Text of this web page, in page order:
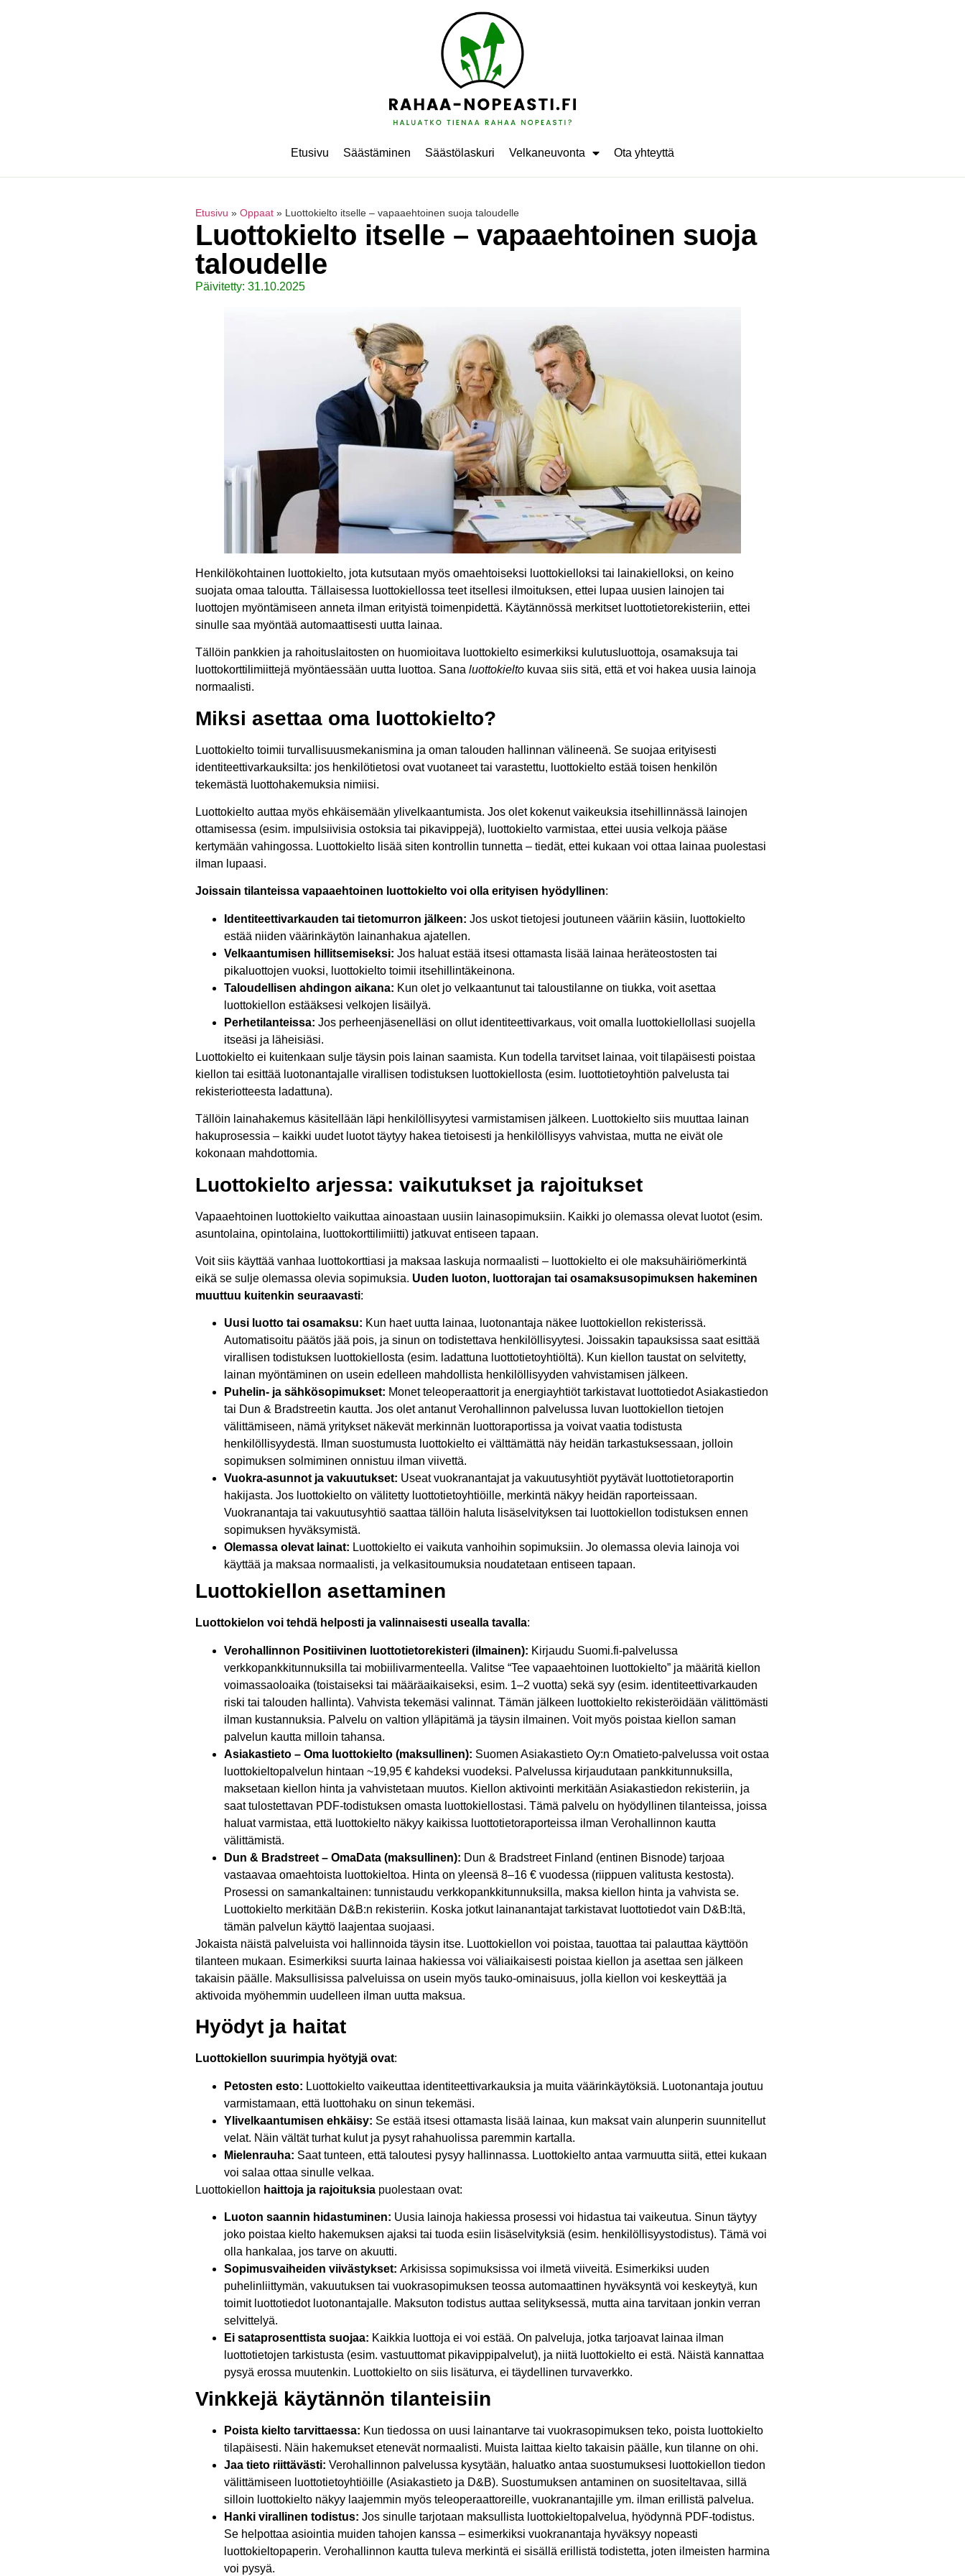
Etusivu Säästäminen Säästölaskuri Velkaneuvonta Ota yhteyttä
Etusivu » Oppaat » Luottokielto itselle – vapaaehtoinen suoja taloudelle
Luottokielto itselle – vapaaehtoinen suoja
taloudelle
Päivitetty: 31.10.2025
Henkilökohtainen luottokielto, jota kutsutaan myös omaehtoiseksi luottokielloksi tai lainakielloksi, on keino
suojata omaa taloutta. Tällaisessa luottokiellossa teet itsellesi ilmoituksen, ettei lupaa uusien lainojen tai
luottojen myöntämiseen anneta ilman erityistä toimenpidettä. Käytännössä merkitset luottotietorekisteriin, ettei
sinulle saa myöntää automaattisesti uutta lainaa.
Tällöin pankkien ja rahoituslaitosten on huomioitava luottokielto esimerkiksi kulutusluottoja, osamaksuja tai
luottokorttilimiittejä myöntäessään uutta luottoa. Sana luottokielto kuvaa siis sitä, että et voi hakea uusia lainoja
normaalisti.
Miksi asettaa oma luottokielto?
Luottokielto toimii turvallisuusmekanismina ja oman talouden hallinnan välineenä. Se suojaa erityisesti
identiteettivarkauksilta: jos henkilötietosi ovat vuotaneet tai varastettu, luottokielto estää toisen henkilön
tekemästä luottohakemuksia nimiisi.
Luottokielto auttaa myös ehkäisemään ylivelkaantumista. Jos olet kokenut vaikeuksia itsehillinnässä lainojen
ottamisessa (esim. impulsiivisia ostoksia tai pikavippejä), luottokielto varmistaa, ettei uusia velkoja pääse
kertymään vahingossa. Luottokielto lisää siten kontrollin tunnetta – tiedät, ettei kukaan voi otta­­­­a lainaa puolestasi
ilman lupaasi.
Joissain tilanteissa vapaaehtoinen luottokielto voi olla erityisen hyödyllinen:
Identiteettivarkauden tai tietomurron jälkeen: Jos uskot tietojesi joutuneen vääriin käsiin, luottokielto
estää niiden väärinkäytön lainanhakua ajatellen.
Velkaantumisen hillitsemiseksi: Jos haluat estää itsesi ottamasta lisää lainaa heräteostosten tai
pikaluottojen vuoksi, luottokielto toimii itsehillintäkeinona.
Taloudellisen ahdingon aikana: Kun olet jo velkaantunut tai taloustilanne on tiukka, voit asettaa
luottokiellon estääksesi velkojen lisäilyä.
Perhetilanteissa: Jos perheenjäsenelläsi on ollut identiteettivarkaus, voit omalla luottokiellollasi suojella
itseäsi ja läheisiäsi.
Luottokielto ei kuitenkaan sulje täysin pois lainan saamista. Kun todella tarvitset lainaa, voit tilapäisesti poistaa
kiellon tai esittää luotonantajalle virallisen todistuksen luottokiellosta (esim. luottotietoyhtiön palvelusta tai
rekisteriotteesta ladattuna).
Tällöin lainahakemus käsitellään läpi henkilöllisyytesi varmistamisen jälkeen. Luottokielto siis muuttaa lainan
hakuprosessia – kaikki uudet luotot täytyy hakea tietoisesti ja henkilöllisyys vahvistaa, mutta ne eivät ole
kokonaan mahdottomia.
Luottokielto arjessa: vaikutukset ja rajoitukset
Vapaaehtoinen luottokielto vaikuttaa ainoastaan uusiin lainasopimuksiin. Kaikki jo olemassa olevat luotot (esim.
asuntolaina, opintolaina, luottokorttilimiitti) jatkuvat entiseen tapaan.
Voit siis käyttää vanhaa luottokorttiasi ja maksaa laskuja normaalisti – luottokielto ei ole maksuhäiriömerkintä
eikä se sulje olemassa olevia sopimuksia. Uuden luoton, luottorajan tai osamaksusopimuksen hakeminen
muuttuu kuitenkin seuraavasti:
Uusi luotto tai osamaksu: Kun haet uutta lainaa, luotonantaja näkee luottokiellon rekisterissä.
Automatisoitu päätös jää pois, ja sinun on todistettava henkilöllisyytesi. Joissakin tapauksissa saat esittää
virallisen todistuksen luottokiellosta (esim. ladattuna luottotietoyhtiöltä). Kun kiellon taustat on selvitetty,
lainan myöntäminen on usein edelleen mahdollista henkilöllisyyden vahvistamisen jälkeen.
Puhelin- ja sähkösopimukset: Monet teleoperaattorit ja energiayhtiöt tarkistavat luottotiedot Asiakastiedon
tai Dun & Bradstreetin kautta. Jos olet antanut Verohallinnon palvelussa luvan luottokiellon tietojen
välittämiseen, nämä yritykset näkevät merkinnän luottoraportissa ja voivat vaatia todistusta
henkilöllisyydestä. Ilman suostumusta luottokielto ei välttämättä näy heidän tarkastuksessaan, jolloin
sopimuksen solmiminen onnistuu ilman viivettä.
Vuokra-asunnot ja vakuutukset: Useat vuokranantajat ja vakuutusyhtiöt pyytävät luottotietoraportin
hakijasta. Jos luottokielto on välitetty luottotietoyhtiöille, merkintä näkyy heidän raporteissaan.
Vuokranantaja tai vakuutusyhtiö saattaa tällöin haluta lisäselvityksen tai luottokiellon todistuksen ennen
sopimuksen hyväksymistä.
Olemassa olevat lainat: Luottokielto ei vaikuta vanhoihin sopimuksiin. Jo olemassa olevia lainoja voi
käyttää ja maksaa normaalisti, ja velkasitoumuksia noudatetaan entiseen tapaan.
Luottokiellon asettaminen
Luottokielon voi tehdä helposti ja valinnaisesti usealla tavalla:
Verohallinnon Positiivinen luottotietorekisteri (ilmainen): Kirjaudu Suomi.fi-palvelussa
verkkopankkitunnuksilla tai mobiilivarmenteella. Valitse “Tee vapaaehtoinen luottokielto” ja määritä kiellon
voimassaoloaika (toistaiseksi tai määräaikaiseksi, esim. 1–2 vuotta) sekä syy (esim. identiteettivarkauden
riski tai talouden hallinta). Vahvista tekemäsi valinnat. Tämän jälkeen luottokielto rekisteröidään välittömästi
ilman kustannuksia. Palvelu on valtion ylläpitämä ja täysin ilmainen. Voit myös poistaa kiellon saman
palvelun kautta milloin tahansa.
Asiakastieto – Oma luottokielto (maksullinen): Suomen Asiakastieto Oy:n Omatieto-palvelussa voit ostaa
luottokieltopalvelun hintaan ~19,95 € kahdeksi vuodeksi. Palvelussa kirjaudutaan pankkitunnuksilla,
maksetaan kiellon hinta ja vahvistetaan muutos. Kiellon aktivointi merkitään Asiakastiedon rekisteriin, ja
saat tulostettavan PDF-todistuksen omasta luottokiellostasi. Tämä palvelu on hyödyllinen tilanteissa, joissa
haluat varmistaa, että luottokielto näkyy kaikissa luottotietoraporteissa ilman Verohallinnon kautta
välittämistä.
Dun & Bradstreet – OmaData (maksullinen): Dun & Bradstreet Finland (entinen Bisnode) tarjoaa
vastaavaa omaehtoista luottokieltoa. Hinta on yleensä 8–16 € vuodessa (riippuen valitusta kestosta).
Prosessi on samankaltainen: tunnistaudu verkkopankkitunnuksilla, maksa kiellon hinta ja vahvista se.
Luottokielto merkitään D&B:n rekisteriin. Koska jotkut lainanantajat tarkistavat luottotiedot vain D&B:ltä,
tämän palvelun käyttö laajentaa suojaasi.
Jokaista näistä palveluista voi hallinnoida täysin itse. Luottokiellon voi poistaa, tauottaa tai palauttaa käyttöön
tilanteen mukaan. Esimerkiksi suurta lainaa hakiessa voi väliaikaisesti poistaa kiellon ja asettaa sen jälkeen
takaisin päälle. Maksullisissa palveluissa on usein myös tauko-ominaisuus, jolla kiellon voi keskeyttää ja
aktivoida myöhemmin uudelleen ilman uutta maksua.
Hyödyt ja haitat
Luottokiellon suurimpia hyötyjä ovat:
Petosten esto: Luottokielto vaikeuttaa identiteettivarkauksia ja muita väärinkäytöksiä. Luotonantaja joutuu
varmistamaan, että luottohaku on sinun tekemäsi.
Ylivelkaantumisen ehkäisy: Se estää itsesi ottamasta lisää lainaa, kun maksat vain alunperin suunnitellut
velat. Näin vältät turhat kulut ja pysyt rahahuolissa paremmin kartalla.
Mielenrauha: Saat tunteen, että taloutesi pysyy hallinnassa. Luottokielto antaa varmuutta siitä, ettei kukaan
voi salaa ottaa sinulle velkaa.
Luottokiellon haittoja ja rajoituksia puolestaan ovat:
Luoton saannin hidastuminen: Uusia lainoja hakiessa prosessi voi hidastua tai vaikeutua. Sinun täytyy
joko poistaa kielto hakemuksen ajaksi tai tuoda esiin lisäselvityksiä (esim. henkilöllisyystodistus). Tämä voi
olla hankalaa, jos tarve on akuutti.
Sopimusvaiheiden viivästykset: Arkisissa sopimuksissa voi ilmetä viiveitä. Esimerkiksi uuden
puhelinliittymän, vakuutuksen tai vuokrasopimuksen teossa automaattinen hyväksyntä voi keskeytyä, kun
toimit luottotiedot luotonantajalle. Maksuton todistus auttaa selityksessä, mutta aina tarvitaan jonkin verran
selvittelyä.
Ei sataprosenttista suojaa: Kaikkia luottoja ei voi estää. On palveluja, jotka tarjoavat lainaa ilman
luottotietojen tarkistusta (esim. vastuuttomat pikavippipalvelut), ja niitä luottokielto ei estä. Näistä kannattaa
pysyä erossa muutenkin. Luottokielto on siis lisäturva, ei täydellinen turvaverkko.
Vinkkejä käytännön tilanteisiin
Poista kielto tarvittaessa: Kun tiedossa on uusi lainantarve tai vuokrasopimuksen teko, poista luottokielto
tilapäisesti. Näin hakemukset etenevät normaalisti. Muista laittaa kielto takaisin päälle, kun tilanne on ohi.
Jaa tieto riittävästi: Verohallinnon palvelussa kysytään, haluatko antaa suostumuksesi luottokiellon tiedon
välittämiseen luottotietoyhtiöille (Asiakastieto ja D&B). Suostumuksen antaminen on suositeltavaa, sillä
silloin luottokielto näkyy laajemmin myös teleoperaattoreille, vuokranantajille ym. ilman erillistä palvelua.
Hanki virallinen todistus: Jos sinulle tarjotaan maksullista luottokieltopalvelua, hyödynnä PDF-todistus.
Se helpottaa asiointia muiden tahojen kanssa – esimerkiksi vuokranantaja hyväksyy nopeasti
luottokieltopaperin. Verohallinnon kautta tuleva merkintä ei sisällä erillistä todistetta, joten ilmeisten harmina
voi pysyä.